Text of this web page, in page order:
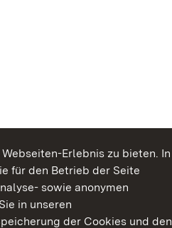
Erlebnis zu bieten. In
für den Betrieb der Seite
sowie anonymen
in unseren
der Cookies und den